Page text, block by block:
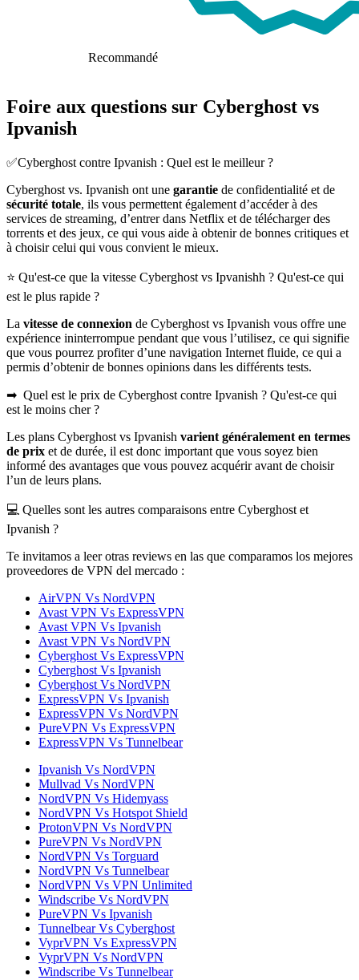
Recommandé
Foire aux questions sur Cyberghost vs
Ipvanish
✅Cyberghost contre Ipvanish : Quel est le meilleur ?
Cyberghost vs. Ipvanish ont une garantie de confidentialité et de
sécurité totale, ils vous permettent également d’accéder à des
services de streaming, d’entrer dans Netflix et de télécharger des
torrents et des jeux, ce qui vous aide à obtenir de bonnes critiques et
à choisir celui qui vous convient le mieux.
⭐ Qu'est-ce que la vitesse Cyberghost vs Ipvanishh ? Qu'est-ce qui
est le plus rapide ?
La vitesse de connexion de Cyberghost vs Ipvanish vous offre une
expérience ininterrompue pendant que vous l’utilisez, ce qui signifie
que vous pourrez profiter d’une navigation Internet fluide, ce qui a
permis d’obtenir de bonnes opinions dans les différents tests.
➡ ️ Quel est le prix de Cyberghost contre Ipvanish ? Qu'est-ce qui
est le moins cher ?
Les plans Cyberghost vs Ipvanish varient généralement en termes
de prix et de durée, il est donc important que vous soyez bien
informé des avantages que vous pouvez acquérir avant de choisir
l’un de leurs plans.
💻 Quelles sont les autres comparaisons entre Cyberghost et
Ipvanish ?
Te invitamos a leer otras reviews en las que comparamos los mejores
proveedores de VPN del mercado :
AirVPN Vs NordVPN
Avast VPN Vs ExpressVPN
Avast VPN Vs Ipvanish
Avast VPN Vs NordVPN
Cyberghost Vs ExpressVPN
Cyberghost Vs Ipvanish
Cyberghost Vs NordVPN
ExpressVPN Vs Ipvanish
ExpressVPN Vs NordVPN
PureVPN Vs ExpressVPN
ExpressVPN Vs Tunnelbear
Ipvanish Vs NordVPN
Mullvad Vs NordVPN
NordVPN Vs Hidemyass
NordVPN Vs Hotspot Shield
ProtonVPN Vs NordVPN
PureVPN Vs NordVPN
NordVPN Vs Torguard
NordVPN Vs Tunnelbear
NordVPN Vs VPN Unlimited
Windscribe Vs NordVPN
PureVPN Vs Ipvanish
Tunnelbear Vs Cyberghost
VyprVPN Vs ExpressVPN
VyprVPN Vs NordVPN
Windscribe Vs Tunnelbear